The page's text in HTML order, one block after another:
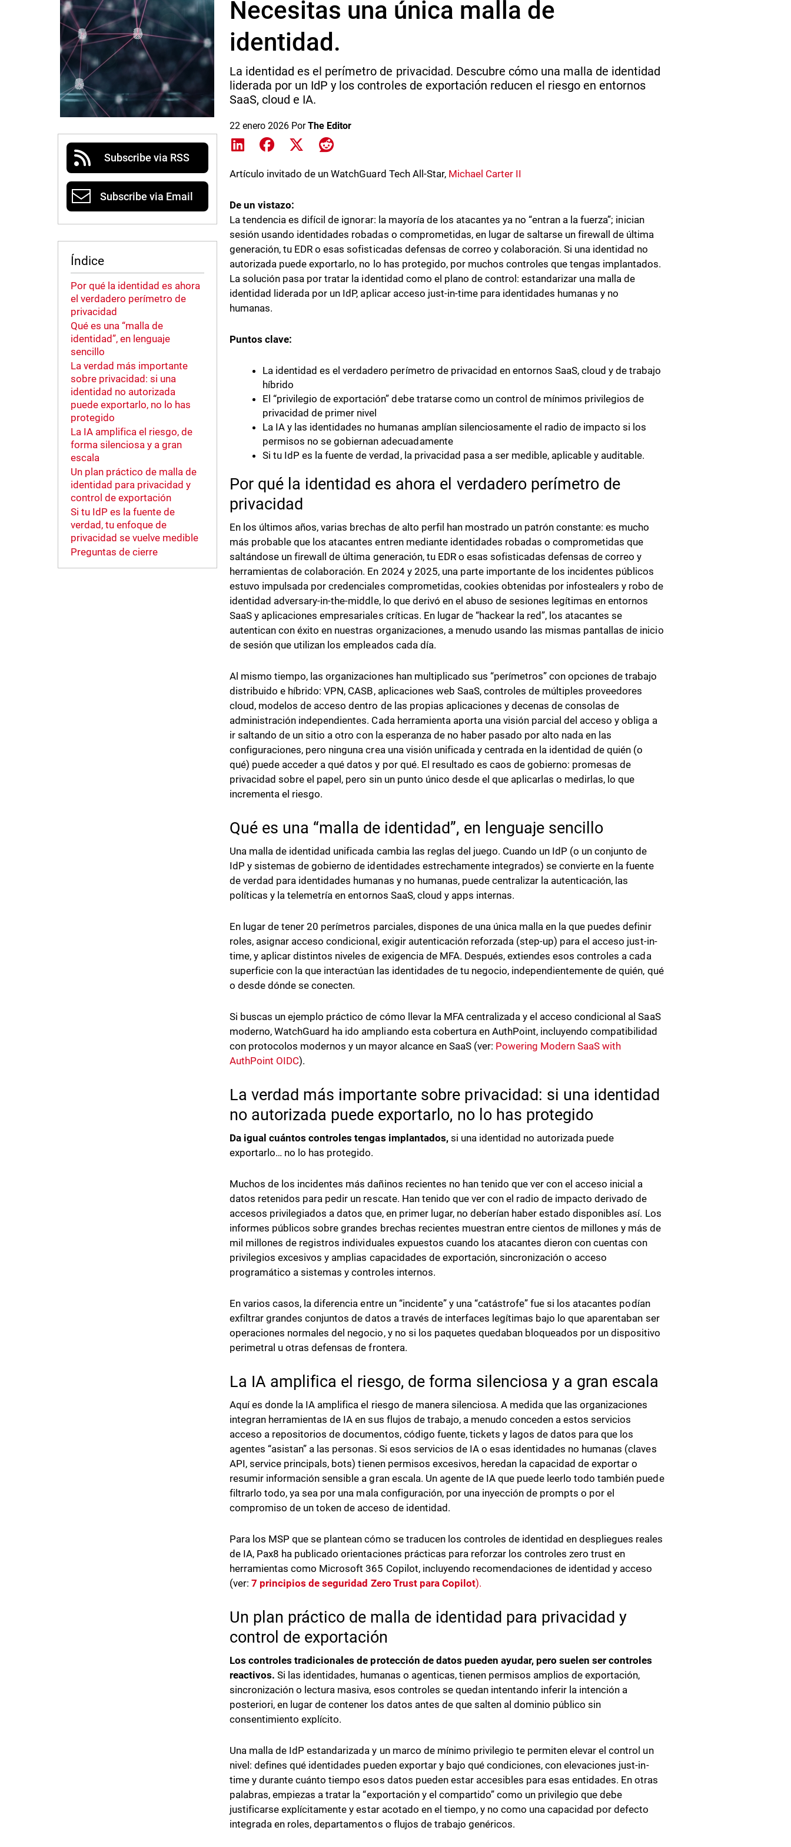
Subscribe via RSS
Subscribe via Email
Índice
Por qué la identidad es ahora
el verdadero perímetro de
privacidad
Qué es una “malla de
identidad”, en lenguaje
sencillo
La verdad más importante
sobre privacidad: si una
identidad no autorizada
puede exportarlo, no lo has
protegido
La IA amplifica el riesgo, de
forma silenciosa y a gran
escala
Un plan práctico de malla de
identidad para privacidad y
control de exportación
Si tu IdP es la fuente de
verdad, tu enfoque de
privacidad se vuelve medible
Preguntas de cierre
Necesitas una única malla de
identidad.
La identidad es el perímetro de privacidad. Descubre cómo una malla de identidad
liderada por un IdP y los controles de exportación reducen el riesgo en entornos
SaaS, cloud e IA.
22 enero 2026 PorThe Editor
Share on LinkedIn
Share on Facebook
Share on XShare on Reddit
Artículo invitado de un WatchGuard Tech All-Star, Michael Carter II
De un vistazo:
La tendencia es difícil de ignorar: la mayoría de los atacantes ya no “entran a la fuerza”; inician
sesión usando identidades robadas o comprometidas, en lugar de saltarse un firewall de última
generación, tu EDR o esas sofisticadas defensas de correo y colaboración. Si una identidad no
autorizada puede exportarlo, no lo has protegido, por muchos controles que tengas implantados.
La solución pasa por tratar la identidad como el plano de control: estandarizar una malla de
identidad liderada por un IdP, aplicar acceso just-in-time para identidades humanas y no
humanas.
Puntos clave:
La identidad es el verdadero perímetro de privacidad en entornos SaaS, cloud y de trabajo
híbrido
El “privilegio de exportación” debe tratarse como un control de mínimos privilegios de
privacidad de primer nivel
La IA y las identidades no humanas amplían silenciosamente el radio de impacto si los
permisos no se gobiernan adecuadamente
Si tu IdP es la fuente de verdad, la privacidad pasa a ser medible, aplicable y auditable.
Por qué la identidad es ahora el verdadero perímetro de
privacidad
En los últimos años, varias brechas de alto perfil han mostrado un patrón constante: es mucho
más probable que los atacantes entren mediante identidades robadas o comprometidas que
saltándose un firewall de última generación, tu EDR o esas sofisticadas defensas de correo y
herramientas de colaboración. En 2024 y 2025, una parte importante de los incidentes públicos
estuvo impulsada por credenciales comprometidas, cookies obtenidas por infostealers y robo de
identidad adversary-in-the-middle, lo que derivó en el abuso de sesiones legítimas en entornos
SaaS y aplicaciones empresariales críticas. En lugar de “hackear la red”, los atacantes se
autentican con éxito en nuestras organizaciones, a menudo usando las mismas pantallas de inicio
de sesión que utilizan los empleados cada día.
Al mismo tiempo, las organizaciones han multiplicado sus “perímetros” con opciones de trabajo
distribuido e híbrido: VPN, CASB, aplicaciones web SaaS, controles de múltiples proveedores
cloud, modelos de acceso dentro de las propias aplicaciones y decenas de consolas de
administración independientes. Cada herramienta aporta una visión parcial del acceso y obliga a
ir saltando de un sitio a otro con la esperanza de no haber pasado por alto nada en las
configuraciones, pero ninguna crea una visión unificada y centrada en la identidad de quién (o
qué) puede acceder a qué datos y por qué. El resultado es caos de gobierno: promesas de
privacidad sobre el papel, pero sin un punto único desde el que aplicarlas o medirlas, lo que
incrementa el riesgo.
Qué es una “malla de identidad”, en lenguaje sencillo
Una malla de identidad unificada cambia las reglas del juego. Cuando un IdP (o un conjunto de
IdP y sistemas de gobierno de identidades estrechamente integrados) se convierte en la fuente
de verdad para identidades humanas y no humanas, puede centralizar la autenticación, las
políticas y la telemetría en entornos SaaS, cloud y apps internas.
En lugar de tener 20 perímetros parciales, dispones de una única malla en la que puedes definir
roles, asignar acceso condicional, exigir autenticación reforzada (step-up) para el acceso just-in-
time, y aplicar distintos niveles de exigencia de MFA. Después, extiendes esos controles a cada
superficie con la que interactúan las identidades de tu negocio, independientemente de quién, qué
o desde dónde se conecten.
Si buscas un ejemplo práctico de cómo llevar la MFA centralizada y el acceso condicional al SaaS
moderno, WatchGuard ha ido ampliando esta cobertura en AuthPoint, incluyendo compatibilidad
con protocolos modernos y un mayor alcance en SaaS (ver: Powering Modern SaaS with
AuthPoint OIDC).
La verdad más importante sobre privacidad: si una identidad
no autorizada puede exportarlo, no lo has protegido
Da igual cuántos controles tengas implantados, si una identidad no autorizada puede
exportarlo… no lo has protegido.
Muchos de los incidentes más dañinos recientes no han tenido que ver con el acceso inicial a
datos retenidos para pedir un rescate. Han tenido que ver con el radio de impacto derivado de
accesos privilegiados a datos que, en primer lugar, no deberían haber estado disponibles así. Los
informes públicos sobre grandes brechas recientes muestran entre cientos de millones y más de
mil millones de registros individuales expuestos cuando los atacantes dieron con cuentas con
privilegios excesivos y amplias capacidades de exportación, sincronización o acceso
programático a sistemas y controles internos.
En varios casos, la diferencia entre un “incidente” y una “catástrofe” fue si los atacantes podían
exfiltrar grandes conjuntos de datos a través de interfaces legítimas bajo lo que aparentaban ser
operaciones normales del negocio, y no si los paquetes quedaban bloqueados por un dispositivo
perimetral u otras defensas de frontera.
La IA amplifica el riesgo, de forma silenciosa y a gran escala
Aquí es donde la IA amplifica el riesgo de manera silenciosa. A medida que las organizaciones
integran herramientas de IA en sus flujos de trabajo, a menudo conceden a estos servicios
acceso a repositorios de documentos, código fuente, tickets y lagos de datos para que los
agentes “asistan” a las personas. Si esos servicios de IA o esas identidades no humanas (claves
API, service principals, bots) tienen permisos excesivos, heredan la capacidad de exportar o
resumir información sensible a gran escala. Un agente de IA que puede leerlo todo también puede
filtrarlo todo, ya sea por una mala configuración, por una inyección de prompts o por el
compromiso de un token de acceso de identidad.
Para los MSP que se plantean cómo se traducen los controles de identidad en despliegues reales
de IA, Pax8 ha publicado orientaciones prácticas para reforzar los controles zero trust en
herramientas como Microsoft 365 Copilot, incluyendo recomendaciones de identidad y acceso
(ver:7 principios de seguridad Zero Trust para Copilot).
Un plan práctico de malla de identidad para privacidad y
control de exportación
Los controles tradicionales de protección de datos pueden ayudar, pero suelen ser controles
reactivos. Si las identidades, humanas o agenticas, tienen permisos amplios de exportación,
sincronización o lectura masiva, esos controles se quedan intentando inferir la intención a
posteriori, en lugar de contener los datos antes de que salten al dominio público sin
consentimiento explícito.
Una malla de IdP estandarizada y un marco de mínimo privilegio te permiten elevar el control un
nivel: defines qué identidades pueden exportar y bajo qué condiciones, con elevaciones just-in-
time y durante cuánto tiempo esos datos pueden estar accesibles para esas entidades. En otras
palabras, empiezas a tratar la “exportación y el compartido” como un privilegio que debe
justificarse explícitamente y estar acotado en el tiempo, y no como una capacidad por defecto
integrada en roles, departamentos o flujos de trabajo genéricos.